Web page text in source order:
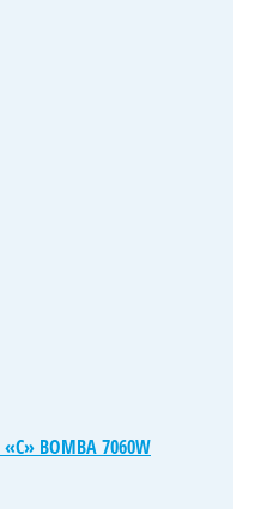
«C» BOMBA 7060W